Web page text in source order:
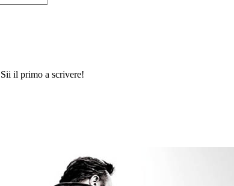
il primo a scrivere!